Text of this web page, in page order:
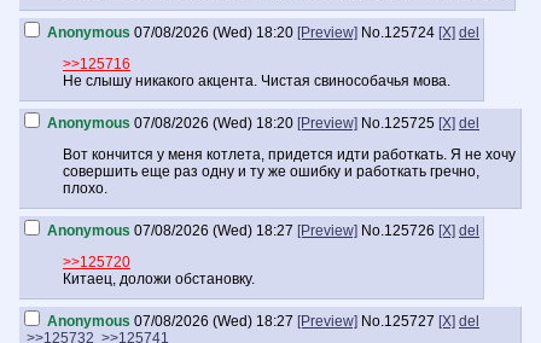
Anonymous 07/08/2026 (Wed) 18:20 [Preview] No.125724 [X] del
>>125716
Не слышу никакого акцента. Чистая свинособачья мова.
Anonymous 07/08/2026 (Wed) 18:20 [Preview] No.125725 [X] del
Вот кончится у меня котлета, придется идти работкать. Я не хочу
совершить еще раз одну и ту же ошибку и работкать гречно,
плохо.
Anonymous 07/08/2026 (Wed) 18:27 [Preview] No.125726 [X] del
>>125720
Китаец, доложи обстановку.
Anonymous 07/08/2026 (Wed) 18:27 [Preview] No.125727 [X] del
>>125732 >>125741